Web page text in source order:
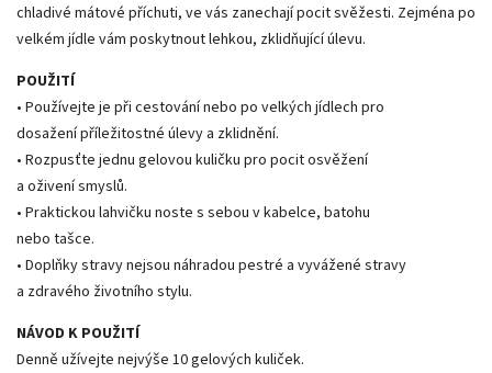
chladivé mátové příchuti, ve vás zanechají pocit svěžesti. Zejména po
velkém jídle vám poskytnout lehkou, zklidňující úlevu.
POUŽITÍ
• Používejte je při cestování nebo po velkých jídlech pro
dosažení příležitostné úlevy a zklidnění.
• Rozpusťte jednu gelovou kuličku pro pocit osvěžení
a oživení smyslů.
• Praktickou lahvičku noste s sebou v kabelce, batohu
nebo tašce.
• Doplňky stravy nejsou náhradou pestré a vyvážené stravy
a zdravého životního stylu.
NÁVOD K POUŽITÍ
Denně užívejte nejvýše 10 gelových kuliček.